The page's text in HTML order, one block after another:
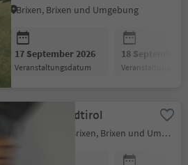
Brixen, Brixen und Umgebung
17 September 2026
Veranstaltungsdatum
18 September
bike festa Südtirol
Brixen Stadt, Brixen, Brixen und Umgebung